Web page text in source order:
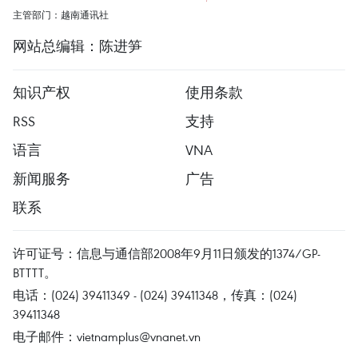
主管部门：越南通讯社
网站总编辑：陈进笋
知识产权
使用条款
RSS
支持
语言
VNA
新闻服务
广告
联系
许可证号：信息与通信部2008年9月11日颁发的1374/GP-
BTTTT。
电话：(024) 39411349 - (024) 39411348，传真：(024)
39411348
电子邮件： vietnamplus@vnanet.vn